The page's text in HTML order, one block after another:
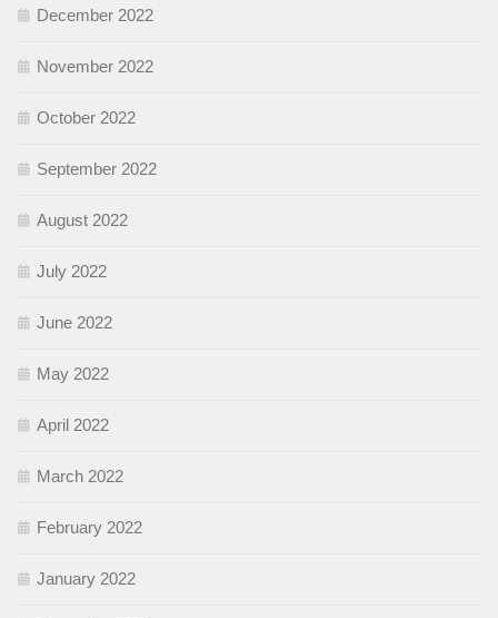
December 2022
November 2022
October 2022
September 2022
August 2022
July 2022
June 2022
May 2022
April 2022
March 2022
February 2022
January 2022